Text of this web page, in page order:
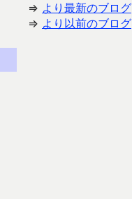
⇒ より最新のブログ
⇒ より以前のブログ